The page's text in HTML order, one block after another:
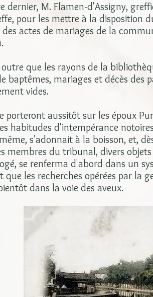
dernier, M. Flamen-d'Assigny,
pour les mettre à la disposition
des actes de mariages de la
que les rayons de la
baptêmes, mariages et décès des
vides.
porteront aussitôt sur les époux
habitudes d'intempérance
s'adonnait à la boisson, et,
membres du tribunal, divers
se renferma d'abord dans un
que les recherches opérées par la
dans la voie des aveux.